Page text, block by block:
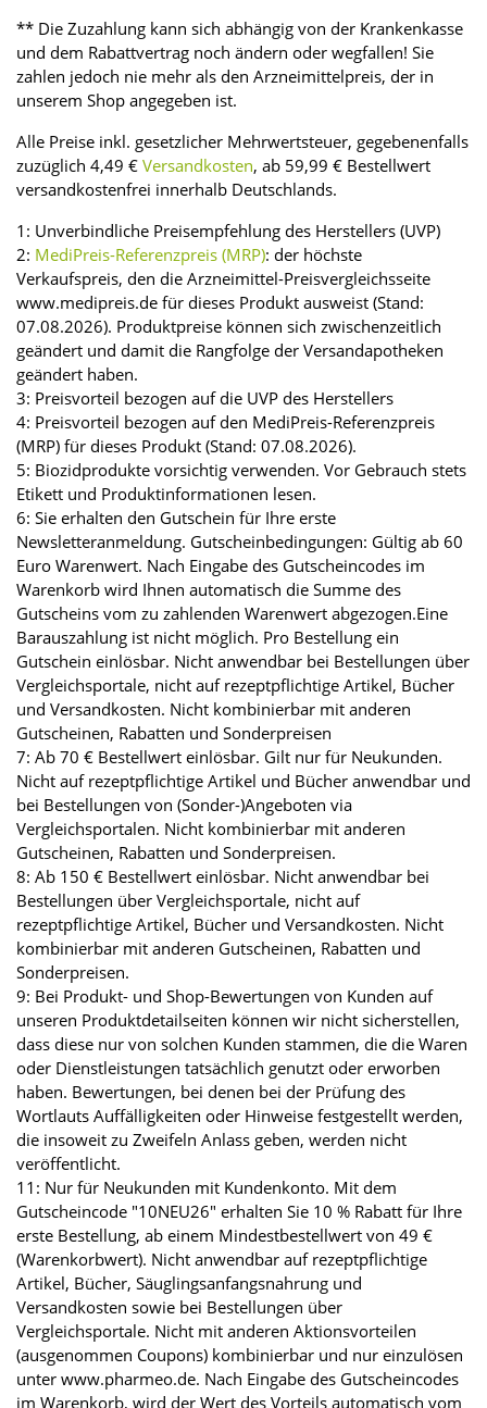
** Die Zuzahlung kann sich abhängig von der Krankenkasse
und dem Rabattvertrag noch ändern oder wegfallen! Sie
zahlen jedoch nie mehr als den Arzneimittelpreis, der in
unserem Shop angegeben ist.
Alle Preise inkl. gesetzlicher Mehrwertsteuer, gegebenenfalls
zuzüglich 4,49 € Versandkosten, ab 59,99 € Bestellwert
versandkostenfrei innerhalb Deutschlands.
1: Unverbindliche Preisempfehlung des Herstellers (UVP)
2: MediPreis-Referenzpreis (MRP): der höchste
Verkaufspreis, den die Arzneimittel-Preisvergleichsseite
www.medipreis.de für dieses Produkt ausweist (Stand:
07.08.2026). Produktpreise können sich zwischenzeitlich
geändert und damit die Rangfolge der Versandapotheken
geändert haben.
3: Preisvorteil bezogen auf die UVP des Herstellers
4: Preisvorteil bezogen auf den MediPreis-Referenzpreis
(MRP) für dieses Produkt (Stand: 07.08.2026).
5: Biozidprodukte vorsichtig verwenden. Vor Gebrauch stets
Etikett und Produktinformationen lesen.
6: Sie erhalten den Gutschein für Ihre erste
Newsletteranmeldung. Gutscheinbedingungen: Gültig ab 60
Euro Warenwert. Nach Eingabe des Gutscheincodes im
Warenkorb wird Ihnen automatisch die Summe des
Gutscheins vom zu zahlenden Warenwert abgezogen.Eine
Barauszahlung ist nicht möglich. Pro Bestellung ein
Gutschein einlösbar. Nicht anwendbar bei Bestellungen über
Vergleichsportale, nicht auf rezeptpflichtige Artikel, Bücher
und Versandkosten. Nicht kombinierbar mit anderen
Gutscheinen, Rabatten und Sonderpreisen
7: Ab 70 € Bestellwert einlösbar. Gilt nur für Neukunden.
Nicht auf rezeptpflichtige Artikel und Bücher anwendbar und
bei Bestellungen von (Sonder-)Angeboten via
Vergleichsportalen. Nicht kombinierbar mit anderen
Gutscheinen, Rabatten und Sonderpreisen.
8: Ab 150 € Bestellwert einlösbar. Nicht anwendbar bei
Bestellungen über Vergleichsportale, nicht auf
rezeptpflichtige Artikel, Bücher und Versandkosten. Nicht
kombinierbar mit anderen Gutscheinen, Rabatten und
Sonderpreisen.
9: Bei Produkt- und Shop-Bewertungen von Kunden auf
unseren Produktdetailseiten können wir nicht sicherstellen,
dass diese nur von solchen Kunden stammen, die die Waren
oder Dienstleistungen tatsächlich genutzt oder erworben
haben. Bewertungen, bei denen bei der Prüfung des
Wortlauts Auffälligkeiten oder Hinweise festgestellt werden,
die insoweit zu Zweifeln Anlass geben, werden nicht
veröffentlicht.
11: Nur für Neukunden mit Kundenkonto. Mit dem
Gutscheincode "10NEU26" erhalten Sie 10 % Rabatt für Ihre
erste Bestellung, ab einem Mindestbestellwert von 49 €
(Warenkorbwert). Nicht anwendbar auf rezeptpflichtige
Artikel, Bücher, Säuglingsanfangsnahrung und
Versandkosten sowie bei Bestellungen über
Vergleichsportale. Nicht mit anderen Aktionsvorteilen
(ausgenommen Coupons) kombinierbar und nur einzulösen
unter www.pharmeo.de. Nach Eingabe des Gutscheincodes
im Warenkorb, wird der Wert des Vorteils automatisch vom